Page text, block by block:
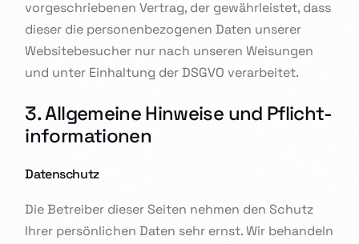
vorgeschriebenen Vertrag, der gewährleistet, dass
dieser die personenbezogenen Daten unserer
Websitebesucher nur nach unseren Weisungen
und unter Einhaltung der DSGVO verarbeitet.
3. Allgemeine Hinweise und Pflicht­
informationen
Datenschutz
Die Betreiber dieser Seiten nehmen den Schutz
Ihrer persönlichen Daten sehr ernst. Wir behandeln